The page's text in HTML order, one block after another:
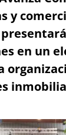
y
en un